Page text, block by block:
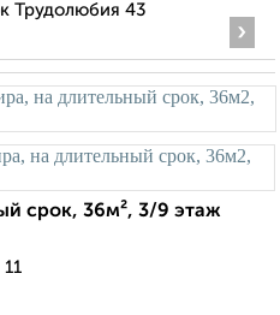
Трудолюбия 43
›
срок, 36м², 3/9 этаж